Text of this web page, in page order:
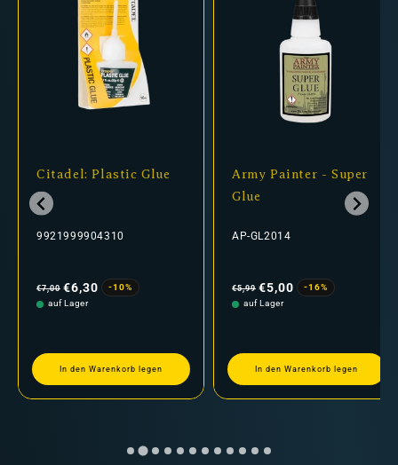
Citadel: Plastic Glue
9921999904310
Preis
€7,00 €6,30
-10%
auf Lager
In den Warenkorb legen
Army Painter - Super
Glue
AP-GL2014
Preis
€5,99 €5,00
-16%
auf Lager
In den Warenkorb legen